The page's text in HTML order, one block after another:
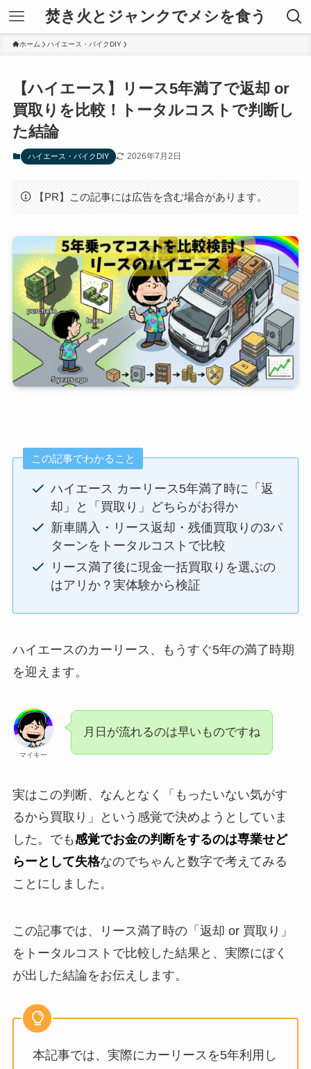
焚き火とジャンクでメシを食う
ホーム ハイエース・バイクDIY
【ハイエース】リース5年満了で返却 or
買取りを比較！トータルコストで判断し
た結論
ハイエース・バイクDIY 2026年7月2日
【PR】この記事には広告を含む場合があります。
この記事でわかること
ハイエース カーリース5年満了時に「返
却」と「買取り」どちらがお得か
新車購入・リース返却・残価買取りの3パ
ターンをトータルコストで比較
リース満了後に現金一括買取りを選ぶの
はアリか？実体験から検証
ハイエースのカーリース、もうすぐ5年の満了時期
を迎えます。
マイキー
月日が流れるのは早いものですね
実はこの判断、なんとなく「もったいない気がす
るから買取り」という感覚で決めようとしていま
した。でも感覚でお金の判断をするのは専業せど
らーとして失格なのでちゃんと数字で考えてみる
ことにしました。
この記事では、リース満了時の「返却 or 買取り」
をトータルコストで比較した結果と、実際にぼく
が出した結論をお伝えします。
本記事では、実際にカーリースを5年利用し